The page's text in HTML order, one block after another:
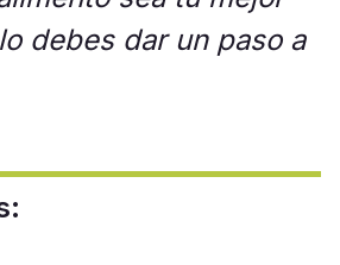
debes dar un paso a